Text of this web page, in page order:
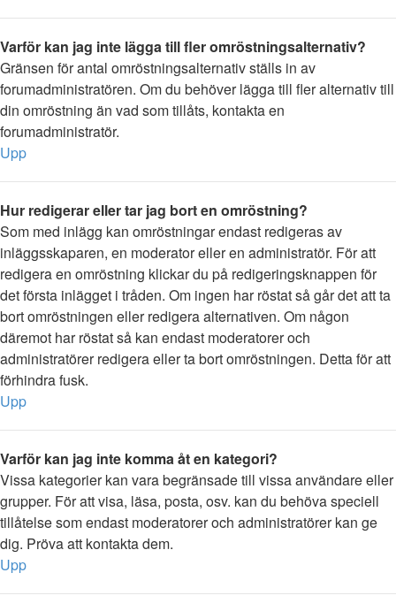
Varför kan jag inte lägga till fler omröstningsalternativ?
Gränsen för antal omröstningsalternativ ställs in av
forumadministratören. Om du behöver lägga till fler alternativ till
din omröstning än vad som tillåts, kontakta en
forumadministratör.
Upp
Hur redigerar eller tar jag bort en omröstning?
Som med inlägg kan omröstningar endast redigeras av
inläggsskaparen, en moderator eller en administratör. För att
redigera en omröstning klickar du på redigeringsknappen för
det första inlägget i tråden. Om ingen har röstat så går det att ta
bort omröstningen eller redigera alternativen. Om någon
däremot har röstat så kan endast moderatorer och
administratörer redigera eller ta bort omröstningen. Detta för att
förhindra fusk.
Upp
Varför kan jag inte komma åt en kategori?
Vissa kategorier kan vara begränsade till vissa användare eller
grupper. För att visa, läsa, posta, osv. kan du behöva speciell
tillåtelse som endast moderatorer och administratörer kan ge
dig. Pröva att kontakta dem.
Upp